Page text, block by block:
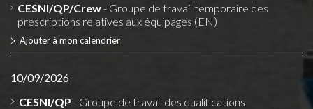
CESNI/QP/Crew- Groupe de travail temporaire des
prescriptions relatives aux équipages (EN)
Ajouter à mon calendrier
10/09/2026
CESNI/QP - Groupe de travail des qualifications